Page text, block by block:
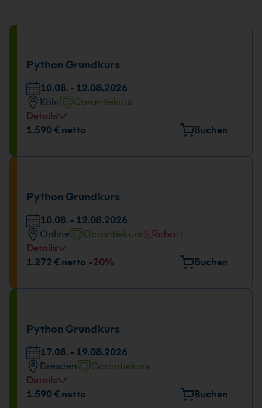
Python Grundkurs
10.08. - 12.08.2026
Köln
Garantiekurs
Details
Veranstaltungsort
10.08. - 12.08.2026
1.590 € netto Buchen
Python Grundkurs
10.08. - 12.08.2026
Online
Garantiekurs
Rabatt
Details
Tage und Uhrzeit
1.272 € netto -20% Buchen
Python Grundkurs
17.08. - 19.08.2026
Dresden
Garantiekurs
Details
Veranstaltungsort
1.590 € netto Buchen